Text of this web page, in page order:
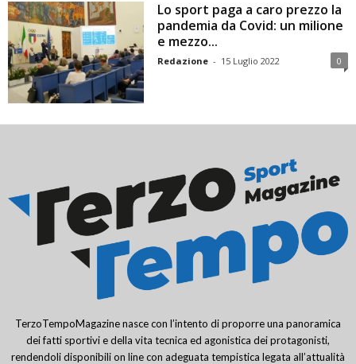
Lo sport paga a caro prezzo la
pandemia da Covid: un milione
e mezzo...
Redazione - 15 Luglio 2022 0
TerzoTempoMagazine nasce con l’intento di proporre una panoramica
dei fatti sportivi e della vita tecnica ed agonistica dei protagonisti,
rendendoli disponibili on line con adeguata tempistica legata all’attualità